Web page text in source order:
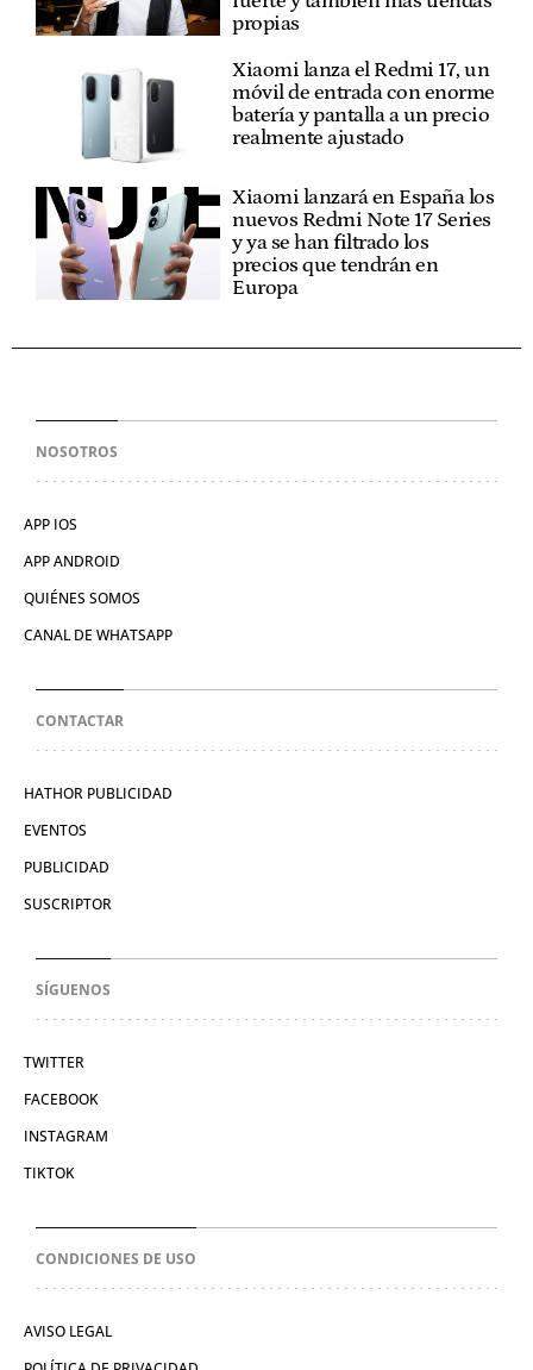
propias
Xiaomi lanza el Redmi 17, un
móvil de entrada con enorme
batería y pantalla a un precio
realmente ajustado
Xiaomi lanzará en España los
nuevos Redmi Note 17 Series
y ya se han filtrado los
precios que tendrán en
Europa
NOSOTROS
APP IOS
APP ANDROID
QUIÉNES SOMOS
CANAL DE WHATSAPP
CONTACTAR
HATHOR PUBLICIDAD
EVENTOS
PUBLICIDAD
SUSCRIPTOR
SÍGUENOS
TWITTER
FACEBOOK
INSTAGRAM
TIKTOK
CONDICIONES DE USO
AVISO LEGAL